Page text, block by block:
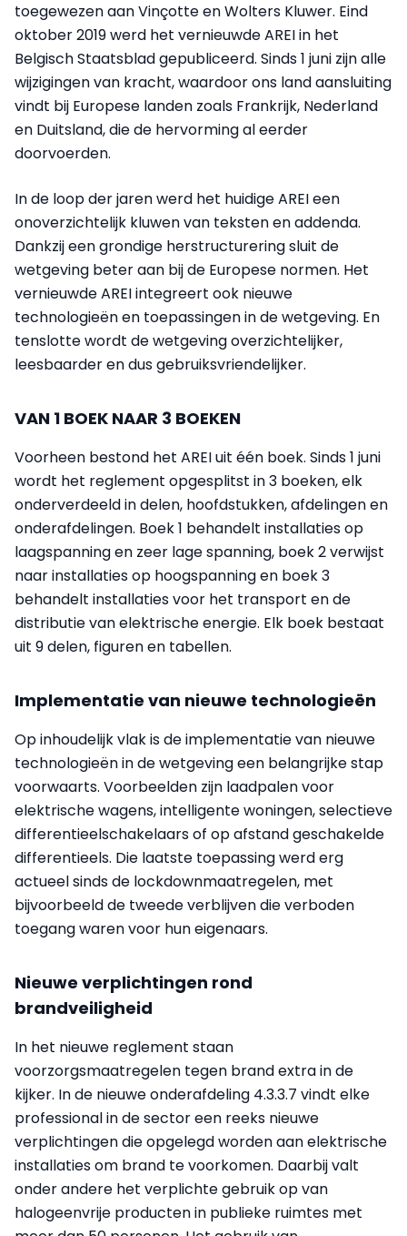
toegewezen aan Vinçotte en Wolters Kluwer. Eind
oktober 2019 werd het vernieuwde AREI in het
Belgisch Staatsblad gepubliceerd. Sinds 1 juni zijn alle
wijzigingen van kracht, waardoor ons land aansluiting
vindt bij Europese landen zoals Frankrijk, Nederland
en Duitsland, die de hervorming al eerder
doorvoerden.
In de loop der jaren werd het huidige AREI een
onoverzichtelijk kluwen van teksten en addenda.
Dankzij een grondige herstructurering sluit de
wetgeving beter aan bij de Europese normen. Het
vernieuwde AREI integreert ook nieuwe
technologieën en toepassingen in de wetgeving. En
tenslotte wordt de wetgeving overzichtelijker,
leesbaarder en dus gebruiksvriendelijker.
VAN 1 BOEK NAAR 3 BOEKEN
Voorheen bestond het AREI uit één boek. Sinds 1 juni
wordt het reglement opgesplitst in 3 boeken, elk
onderverdeeld in delen, hoofdstukken, afdelingen en
onderafdelingen. Boek 1 behandelt installaties op
laagspanning en zeer lage spanning, boek 2 verwijst
naar installaties op hoogspanning en boek 3
behandelt installaties voor het transport en de
distributie van elektrische energie. Elk boek bestaat
uit 9 delen, figuren en tabellen.
Implementatie van nieuwe technologieën
Op inhoudelijk vlak is de implementatie van nieuwe
technologieën in de wetgeving een belangrijke stap
voorwaarts. Voorbeelden zijn laadpalen voor
elektrische wagens, intelligente woningen, selectieve
differentieelschakelaars of op afstand geschakelde
differentieels. Die laatste toepassing werd erg
actueel sinds de lockdownmaatregelen, met
bijvoorbeeld de tweede verblijven die verboden
toegang waren voor hun eigenaars.
Nieuwe verplichtingen rond
brandveiligheid
In het nieuwe reglement staan
voorzorgsmaatregelen tegen brand extra in de
kijker. In de nieuwe onderafdeling 4.3.3.7 vindt elke
professional in de sector een reeks nieuwe
verplichtingen die opgelegd worden aan elektrische
installaties om brand te voorkomen. Daarbij valt
onder andere het verplichte gebruik op van
halogeenvrije producten in publieke ruimtes met